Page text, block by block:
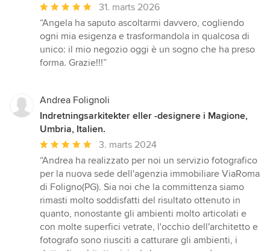
Gennemsnitlig
bedømmelse:
5
ud
af
31. marts 2026
“Angela ha saputo ascoltarmi davvero, cogliendo
ogni mia esigenza e trasformandola in qualcosa di
unico: il mio negozio oggi è un sogno che ha preso
forma. Grazie!!!”
Andrea Folignoli
Indretningsarkitekter eller -designere i Magione,
Umbria, Italien.
Gennemsnitlig
bedømmelse:
5
ud
af
5
stjerner
3. marts 2024
“Andrea ha realizzato per noi un servizio fotografico
per la nuova sede dell'agenzia immobiliare ViaRoma
di Foligno(PG). Sia noi che la committenza siamo
rimasti molto soddisfatti del risultato ottenuto in
quanto, nonostante gli ambienti molto articolati e
con molte superfici vetrate, l'occhio dell'architetto e
fotografo sono riusciti a catturare gli ambienti, i